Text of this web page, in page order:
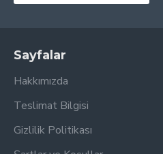
Sayfalar
Hakkımızda
Teslimat Bilgisi
Gizlilik Politikası